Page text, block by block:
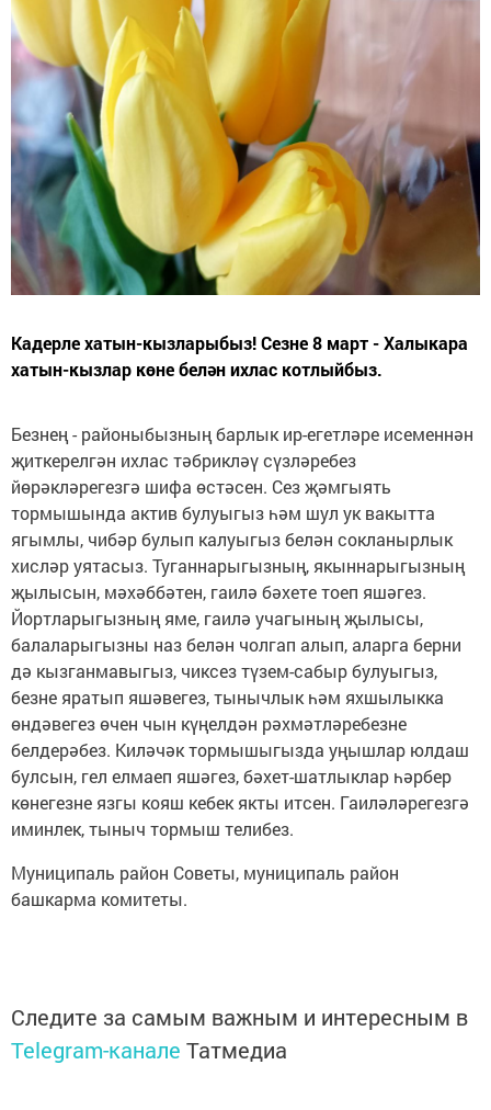
Кадерле хатын-кызларыбыз! Сезне 8 март - Халыкара
хатын-кызлар көне белән ихлас котлыйбыз.
Безнең - районыбызның барлык ир-егетләре исеменнән
җиткерелгән ихлас тәбрикләү сүзләребез
йөрәкләрегезгә шифа өстәсен. Сез җәмгыять
тормышында актив булуыгыз һәм шул ук вакытта
ягымлы, чибәр булып калуыгыз белән сокланырлык
хисләр уятасыз. Туганнарыгызның, якыннарыгызның
җылысын, мәхәббәтен, гаилә бәхете тоеп яшәгез.
Йортларыгызның яме, гаилә учагының җылысы,
балаларыгызны наз белән чолгап алып, аларга берни
дә кызганмавыгыз, чиксез түзем-сабыр булуыгыз,
безне яратып яшәвегез, тынычлык һәм яхшылыкка
өндәвегез өчен чын күңелдән рәхмәтләребезне
белдерәбез. Киләчәк тормышыгызда уңышлар юлдаш
булсын, гел елмаеп яшәгез, бәхет-шатлыклар һәрбер
көнегезне язгы кояш кебек якты итсен. Гаиләләрегезгә
иминлек, тыныч тормыш телибез.
Муниципаль район Советы, муниципаль район
башкарма комитеты.
Следите за самым важным и интересным в
Telegram-канале Татмедиа